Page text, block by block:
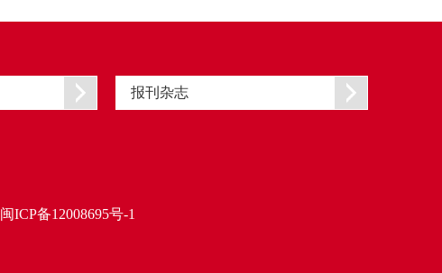
报刊杂志
闽ICP备12008695号-1